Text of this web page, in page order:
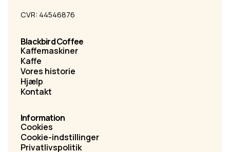
CVR: 44546876
Blackbird Coffee
Kaffemaskiner
Kaffe
Vores historie
Hjælp
Kontakt
Information
Cookies
Cookie-indstillinger
Privatlivspolitik